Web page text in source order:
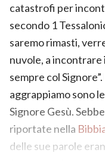
catastrofi per
secondo 1
saremo rimasti,
nuvole, a incontrare
sempre col
aggrappiamo sono
Signore Gesù.
riportate nella
delle sue parole